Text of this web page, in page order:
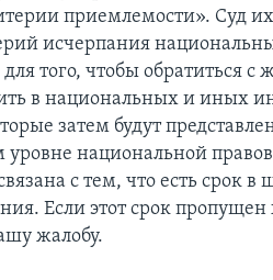
приемлемости». Суд
исчерпания
того, чтобы обратиться с
в национальных и иных
затем будут
уровне национальной
с тем, что есть срок
Если этот срок
жалобу.